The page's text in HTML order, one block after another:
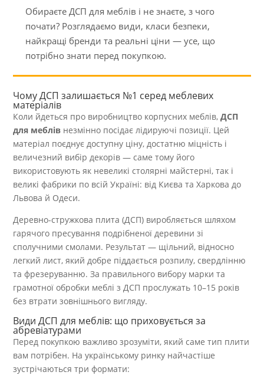
Обираєте ДСП для меблів і не знаєте, з чого
почати? Розглядаємо види, класи безпеки,
найкращі бренди та реальні ціни — усе, що
потрібно знати перед покупкою.
Чому ДСП залишається №1 серед меблевих
матеріалів
Коли йдеться про виробництво корпусних меблів,ДСП
для меблів незмінно посідає лідируючі позиції. Цей
матеріал поєднує доступну ціну, достатню міцність і
величезний вибір декорів — саме тому його
використовують як невеликі столярні майстерні, так і
великі фабрики по всій Україні: від Києва та Харкова до
Львова й Одеси.
Деревно-стружкова плита (ДСП) виробляється шляхом
гарячого пресування подрібненої деревини зі
сполучними смолами. Результат — щільний, відносно
легкий лист, який добре піддається розпилу, свердлінню
та фрезеруванню. За правильного вибору марки та
грамотної обробки меблі з ДСП прослужать 10–15 років
без втрати зовнішнього вигляду.
Види ДСП для меблів: що приховується за
абревіатурами
Перед покупкою важливо зрозуміти, який саме тип плити
вам потрібен. На українському ринку найчастіше
зустрічаються три формати: